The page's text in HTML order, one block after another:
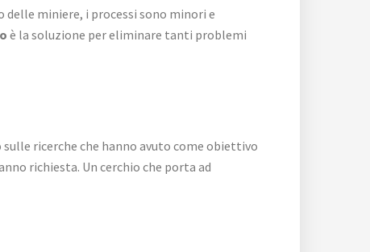
miniere, i processi sono minori e
è la soluzione per eliminare tanti problemi
ricerche che hanno avuto come obiettivo
richiesta. Un cerchio che porta ad